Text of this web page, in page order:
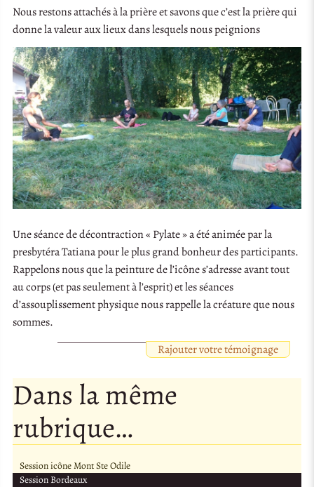
Nous restons attachés à la prière et savons que c’est la prière qui
donne la valeur aux lieux dans lesquels nous peignions
Une séance de décontraction « Pylate » a été animée par la
presbytéra Tatiana pour le plus grand bonheur des participants.
Rappelons nous que la peinture de l’icône s’adresse avant tout
au corps (et pas seulement à l’esprit) et les séances
d’assouplissement physique nous rappelle la créature que nous
sommes.
Rajouter votre témoignage
Dans la même
rubrique…
Session icône Mont Ste Odile
Session Bordeaux